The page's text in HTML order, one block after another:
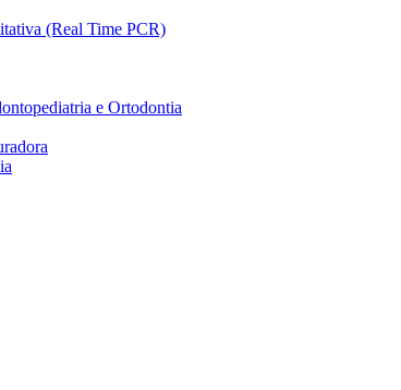
(Real Time PCR)
e Ortodontia